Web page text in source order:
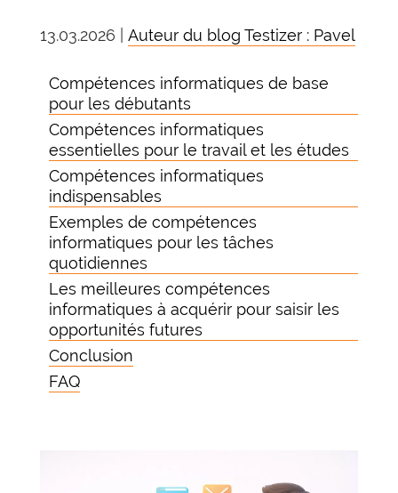
13.03.2026 | Auteur du blog Testizer : Pavel
Compétences informatiques de base
pour les débutants
Compétences informatiques
essentielles pour le travail et les études
Compétences informatiques
indispensables
Exemples de compétences
informatiques pour les tâches
quotidiennes
Les meilleures compétences
informatiques à acquérir pour saisir les
opportunités futures
Conclusion
FAQ